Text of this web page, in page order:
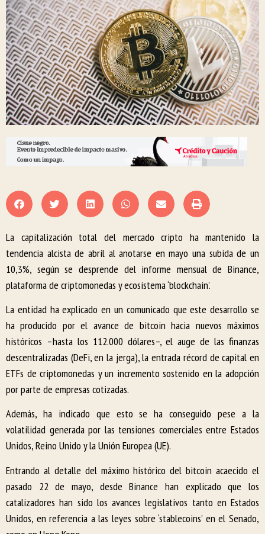
La capitalización total del mercado cripto ha mantenido la
tendencia alcista de abril al anotarse en mayo una subida de un
10,3%, según se desprende del informe mensual de Binance,
plataforma de criptomonedas y ecosistema ‘blockchain’.
La entidad ha explicado en un comunicado que este desarrollo se
ha producido por el avance de bitcoin hacia nuevos máximos
históricos –hasta los 112.000 dólares–, el auge de las finanzas
descentralizadas (DeFi, en la jerga), la entrada récord de capital en
ETFs de criptomonedas y un incremento sostenido en la adopción
por parte de empresas cotizadas.
Además, ha indicado que esto se ha conseguido pese a la
volatilidad generada por las tensiones comerciales entre Estados
Unidos, Reino Unido y la Unión Europea (UE).
Entrando al detalle del máximo histórico del bitcoin acaecido el
pasado 22 de mayo, desde Binance han explicado que los
catalizadores han sido los avances legislativos tanto en Estados
Unidos, en referencia a las leyes sobre ‘stablecoins’ en el Senado,